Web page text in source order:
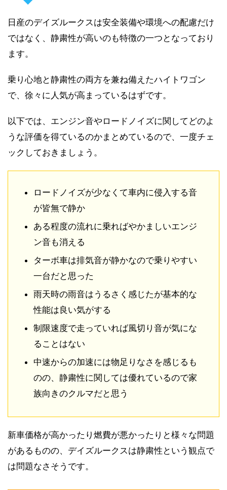
日産のデイズルークスは安全装備や環境への配慮だけ
ではなく、静粛性が高いのも特徴の一つとなっており
ます。
乗り心地と静粛性の両方を兼ね備えたハイトワゴン
で、徐々に人気が高まっているはずです。
以下では、エンジン音やロードノイズに関してどのよ
うな評価を得ているのかまとめているので、一度チェ
ックしておきましょう。
ロードノイズが少なくて車内に侵入する音
が皆無で静か
ある程度の流れに乗ればやかましいエンジ
ン音も消える
ターボ車は排気音が静かなので乗りやすい
一台だと思った
雨天時の雨音はうるさく感じたが基本的な
性能は良い気がする
制限速度で走っていれば風切り音が気にな
ることはない
中速からの加速には物足りなさを感じるも
のの、静粛性に関しては優れているので家
族向きのクルマだと思う
新車価格が高かったり燃費が悪かったりと様々な問題
があるものの、デイズルークスは静粛性という観点で
は問題なさそうです。